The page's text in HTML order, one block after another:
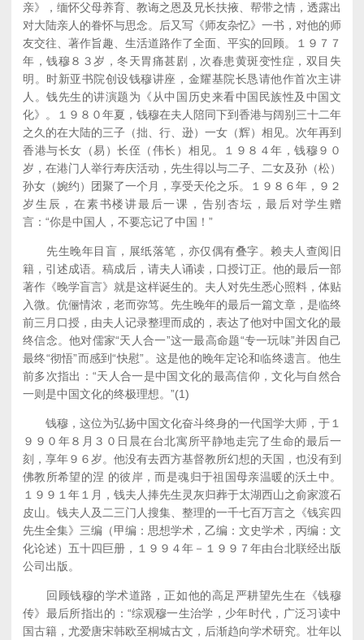
亲》，缅怀父母养育、教诲之恩及兄长扶掖、帮带之情，透露出
对大陆亲人的眷怀与思念。后又写《师友杂忆》一书，对他的师
友交往、著作旨趣、生活道路作了全面、平实的回顾。１９７７
年，钱穆８３岁，冬天胃痛甚剧，次春患黄斑变性症，双目失
明。时新亚书院创设钱穆讲座，金耀基院长恳请他作首次主讲
人。钱先生的讲演题为《从中国历史来看中国民族性及中国文
化》。１９８０年夏，钱穆在夫人陪同下到香港与阔别三十二年
之久的在大陆的三子（拙、行、逊）一女（辉）相见。次年再到
香港与长女（易）长侄（伟长）相见。１９８４年，钱穆９０
岁，在港门人举行寿庆活动，先生得以与二子、二女及孙（松）
孙女（婉约）团聚了一个月，享受天伦之乐。１９８６年，９２
岁生辰，在素书楼讲最后一课，告别杏坛，最后对学生赠
言：“你是中国人，不要忘记了中国！”
先生晚年目盲，展纸落笔，亦仅偶有叠字。赖夫人查阅旧
籍，引述成语。稿成后，请夫人诵读，口授订正。他的最后一部
著作《晚学盲言》就是这样诞生的。夫人对先生悉心照料，体贴
入微。伉俪情浓，老而弥笃。先生晚年的最后一篇文章，是临终
前三月口授，由夫人记录整理而成的，表达了他对中国文化的最
终信念。他对儒家“天人合一”这一最高命题“专一玩味”并因自己
最终“彻悟”而感到“快慰”。这是他的晚年定论和临终遗言。他生
前多次指出：“天人合一是中国文化的最高信仰，文化与自然合
一则是中国文化的终极理想。”(1)
钱穆，这位为弘扬中国文化奋斗终身的一代国学大师，于１
９９０年８月３０日晨在台北寓所平静地走完了生命的最后一
刻，享年９６岁。他没有去西方基督教所幻想的天国，也没有到
佛教所希望的涅 的彼岸，而是魂归于祖国母亲温暖的沃土中。
１９９１年１月，钱夫人捧先生灵灰归葬于太湖西山之俞家渡石
皮山。钱夫人及二三门人搜集、整理的一千七百万言之《钱宾四
先生全集》三编（甲编：思想学术，乙编：文史学术，丙编：文
化论述）五十四巨册，１９９４年－１９９７年由台北联经出版
公司出版。
回顾钱穆的学术道路，正如他的高足严耕望先生在《钱穆
传》最后所指出的：“综观穆一生治学，少年时代，广泛习读中
国古籍，尤爱唐宋韩欧至桐城古文，后渐趋向学术研究。壮年以